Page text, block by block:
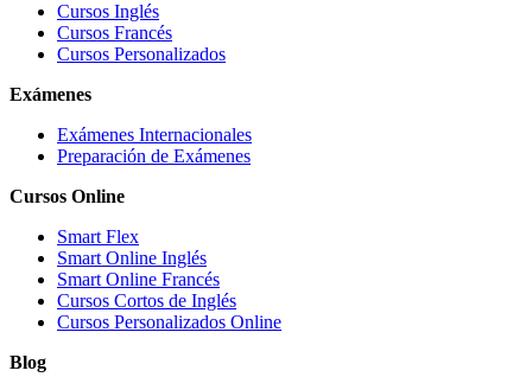
Cursos Inglés
Cursos Francés
Cursos Personalizados
Exámenes
Exámenes Internacionales
Preparación de Exámenes
Cursos Online
Smart Flex
Smart Online Inglés
Smart Online Francés
Cursos Cortos de Inglés
Cursos Personalizados Online
Blog